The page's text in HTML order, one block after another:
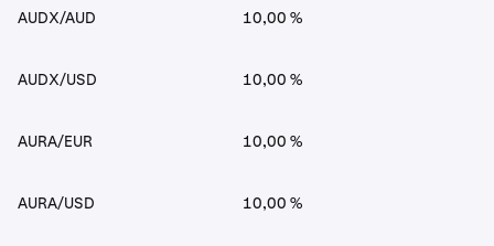
AUDX/AUD 10,00 %
AUDX/USD 10,00 %
AURA/EUR 10,00 %
AURA/USD 10,00 %